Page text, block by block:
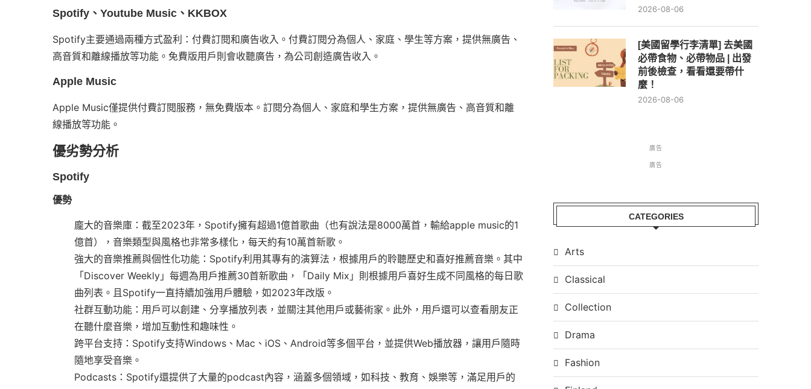
Spotify、Youtube Music、KKBOX
Spotify主要通過兩種方式盈利：付費訂閱和廣告收入。付費訂閱分為個人、家庭、學生等方案，提供無廣告、
高音質和離線播放等功能。免費版用戶則會收聽廣告，為公司創造廣告收入。
Apple Music
Apple Music僅提供付費訂閱服務，無免費版本。訂閱分為個人、家庭和學生方案，提供無廣告、高音質和離
線播放等功能。
優劣勢分析
Spotify
優勢
龐大的音樂庫：截至2023年，Spotify擁有超過1億首歌曲（也有說法是8000萬首，輸給apple music的1
億首），音樂類型與風格也非常多樣化，每天約有10萬首新歌。
強大的音樂推薦與個性化功能：Spotify利用其專有的演算法，根據用戶的聆聽歷史和喜好推薦音樂。其中
「Discover Weekly」每週為用戶推薦30首新歌曲，「Daily Mix」則根據用戶喜好生成不同風格的每日歌
曲列表。且Spotify一直持續加強用戶體驗，如2023年改版。
社群互動功能：用戶可以創建、分享播放列表，並關注其他用戶或藝術家。此外，用戶還可以查看朋友正
在聽什麼音樂，增加互動性和趣味性。
跨平台支持：Spotify支持Windows、Mac、iOS、Android等多個平台，並提供Web播放器，讓用戶隨時
隨地享受音樂。
Podcasts：Spotify還提供了大量的podcast內容，涵蓋多個領域，如科技、教育、娛樂等，滿足用戶的
2026-08-06
[美國留學行李清單] 去美國
必帶食物、必帶物品 | 出發
前後檢查，看看還要帶什
麼！
2026-08-06
廣告
廣告
CATEGORIES
Arts
Classical
Collection
Drama
Fashion